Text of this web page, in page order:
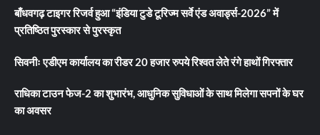
बाँधवगढ़ टाइगर रिजर्व हुआ “इंडिया टुडे टूरिज्म सर्वे एंड अवार्ड्स-2026” में
प्रतिष्ठित पुरस्कार से पुरस्कृत
सिवनीः एडीएम कार्यालय का रीडर 20 हजार रुपये रिश्वत लेते रंगे हाथों गिरफ्तार
राधिका टाउन फेज-2 का शुभारंभ, आधुनिक सुविधाओं के साथ मिलेगा सपनों के घर
का अवसर